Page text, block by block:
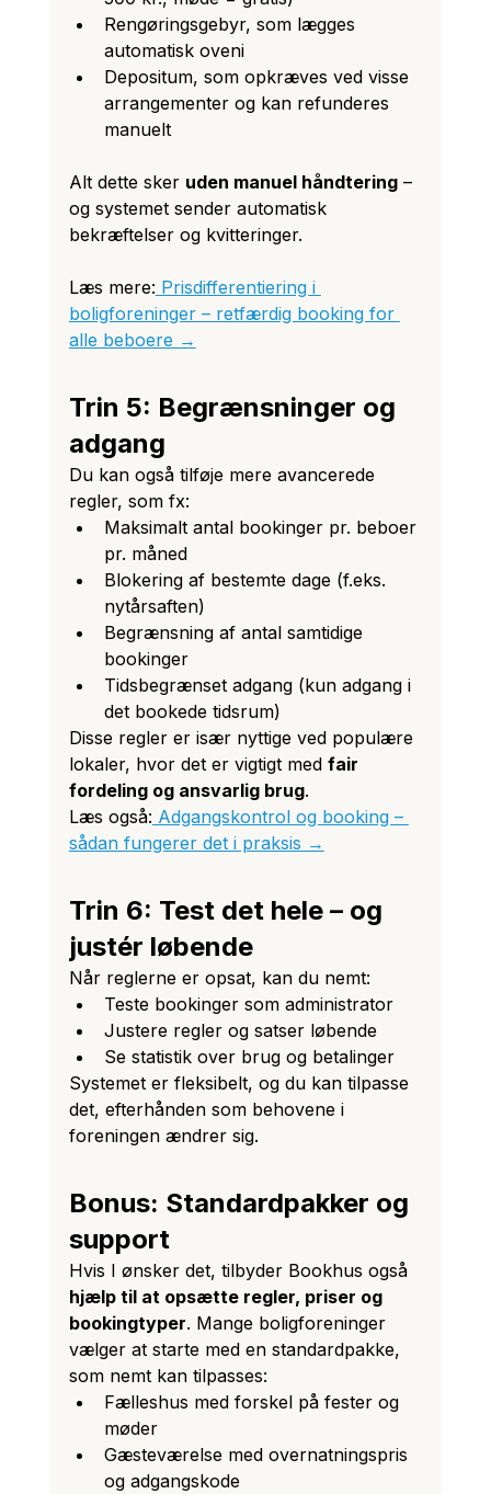
Rengøringsgebyr, som lægges
automatisk oveni
Depositum, som opkræves ved visse
arrangementer og kan refunderes
manuelt
Alt dette sker uden manuel håndtering –
og systemet sender automatisk
bekræftelser og kvitteringer.
Læs mere: Prisdifferentiering i
boligforeninger – retfærdig booking for
alle beboere →
Trin 5: Begrænsninger og
adgang
Du kan også tilføje mere avancerede
regler, som fx:
Maksimalt antal bookinger pr. beboer
pr. måned
Blokering af bestemte dage (f.eks.
nytårsaften)
Begrænsning af antal samtidige
bookinger
Tidsbegrænset adgang (kun adgang i
det bookede tidsrum)
Disse regler er især nyttige ved populære
lokaler, hvor det er vigtigt med fair
fordeling og ansvarlig brug.
Læs også: Adgangskontrol og booking –
sådan fungerer det i praksis →
Trin 6: Test det hele – og
justér løbende
Når reglerne er opsat, kan du nemt:
Teste bookinger som administrator
Justere regler og satser løbende
Se statistik over brug og betalinger
Systemet er fleksibelt, og du kan tilpasse
det, efterhånden som behovene i
foreningen ændrer sig.
Bonus: Standardpakker og
support
Hvis I ønsker det, tilbyder Bookhus også
hjælp til at opsætte regler, priser og
bookingtyper. Mange boligforeninger
vælger at starte med en standardpakke,
som nemt kan tilpasses:
Fælleshus med forskel på fester og
møder
Gæsteværelse med overnatningspris
og adgangskode